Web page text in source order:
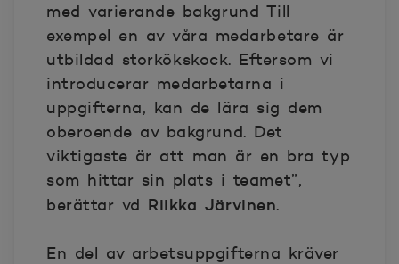
med varierande bakgrund Till
exempel en av våra medarbetare är
utbildad storkökskock. Eftersom vi
introducerar medarbetarna i
uppgifterna, kan de lära sig dem
oberoende av bakgrund. Det
viktigaste är att man är en bra typ
som hittar sin plats i teamet”,
berättar vd Riikka Järvinen.
En del av arbetsuppgifterna kräver